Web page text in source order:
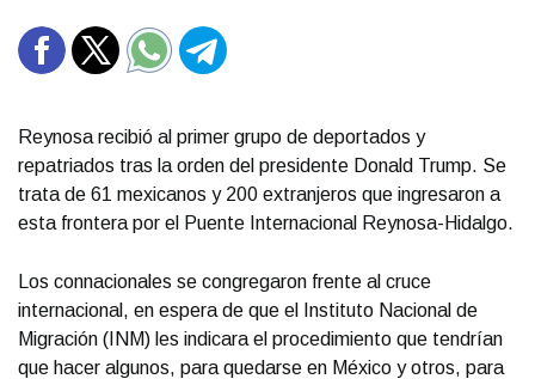
Reynosa recibió al primer grupo de deportados y
repatriados tras la orden del presidente Donald Trump. Se
trata de 61 mexicanos y 200 extranjeros que ingresaron a
esta frontera por el Puente Internacional Reynosa-Hidalgo.
Los connacionales se congregaron frente al cruce
internacional, en espera de que el Instituto Nacional de
Migración (INM) les indicara el procedimiento que tendrían
que hacer algunos, para quedarse en México y otros, para